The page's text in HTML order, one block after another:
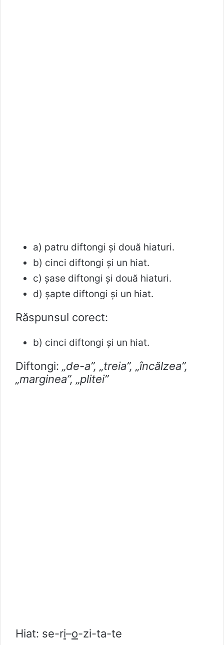
a) patru diftongi şi două hiaturi.
b) cinci diftongi şi un hiat.
c) şase diftongi şi două hiaturi.
d) şapte diftongi şi un hiat.
Răspunsul corect:
b) cinci diftongi şi un hiat.
Diftongi: „de-a”, „treia”, „încălzea”,
„marginea”, „plitei”
Hiat: se-ri–o-zi-ta-te